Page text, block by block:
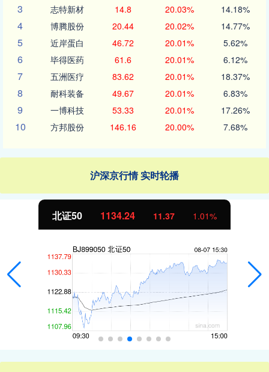
3 志特新材 14.8 20.03% 14.18%
4 博腾股份 20.44 20.02% 14.77%
5 近岸蛋白 46.72 20.01% 5.62%
6 毕得医药 61.6 20.01% 6.12%
7 五洲医疗 83.62 20.01% 18.37%
8 耐科装备 49.67 20.01% 6.83%
9 一博科技 53.33 20.01% 17.26%
10 方邦股份 146.16 20.00% 7.68%
沪深京行情 实时轮播
北证50 1134.24 11.37 1.01%